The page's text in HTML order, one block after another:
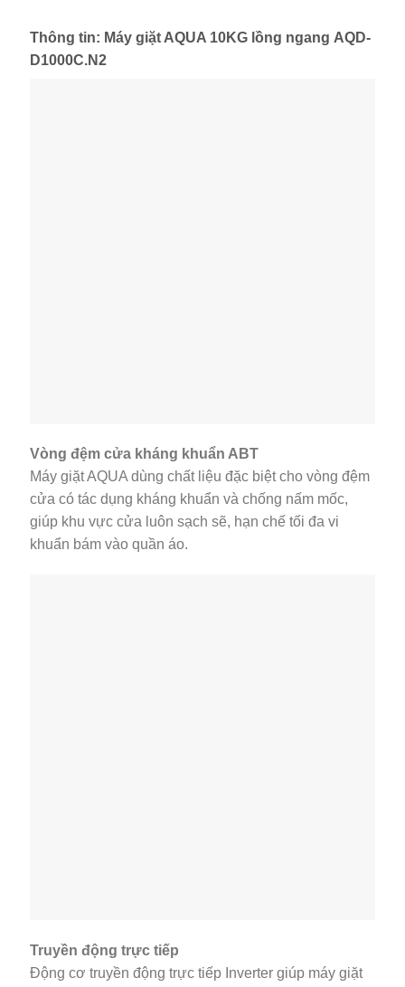
Thông tin: Máy giặt AQUA 10KG lồng ngang AQD-
D1000C.N2
Vòng đệm cửa kháng khuẩn ABT
Máy giặt AQUA dùng chất liệu đặc biệt cho vòng đệm
cửa có tác dụng kháng khuẩn và chống nấm mốc,
giúp khu vực cửa luôn sạch sẽ, hạn chế tối đa vi
khuẩn bám vào quần áo.
Truyền động trực tiếp
Động cơ truyền động trực tiếp Inverter giúp máy giặt